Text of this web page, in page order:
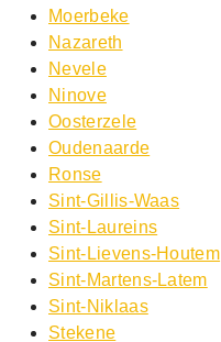
Moerbeke
Nazareth
Nevele
Ninove
Oosterzele
Oudenaarde
Ronse
Sint-Gillis-Waas
Sint-Laureins
Sint-Lievens-Houtem
Sint-Martens-Latem
Sint-Niklaas
Stekene